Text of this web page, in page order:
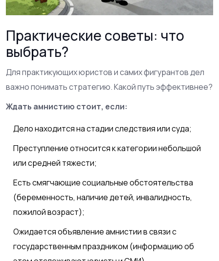
Практические советы: что
выбрать?
Для практикующих юристов и самих фигурантов дел
важно понимать стратегию. Какой путь эффективнее?
Ждать амнистию стоит, если:
Дело находится на стадии следствия или суда;
Преступление относится к категории небольшой
или средней тяжести;
Есть смягчающие социальные обстоятельства
(беременность, наличие детей, инвалидность,
пожилой возраст);
Ожидается объявление амнистии в связи с
государственным праздником (информацию об